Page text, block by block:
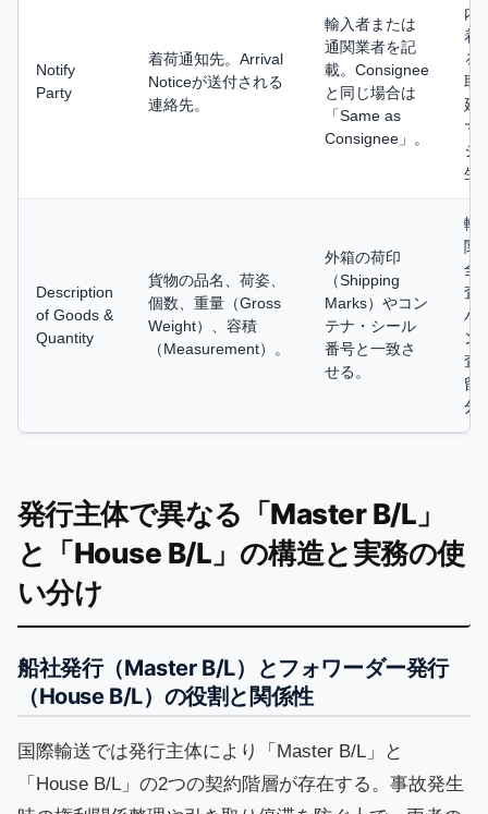
Notify
Party
着荷通知先。Arrival
Noticeが送付される
連絡先。
輸入者または
通関業者を記
載。Consignee
と同じ場合は
「Same as
Consignee」。
内
着
る
取
延
マ
ジ
生
Description
of Goods &
Quantity
貨物の品名、荷姿、
個数、重量（Gross
Weight）、容積
（Measurement）。
外箱の荷印
（Shipping
Marks）やコン
テナ・シール
番号と一致さ
せる。
輸
関
全
査
バ
ン
査
留
分
発行主体で異なる「Master B/L」
と「House B/L」の構造と実務の使
い分け
船社発行（Master B/L）とフォワーダー発行
（House B/L）の役割と関係性
国際輸送では発行主体により「Master B/L」と
「House B/L」の2つの契約階層が存在する。事故発生